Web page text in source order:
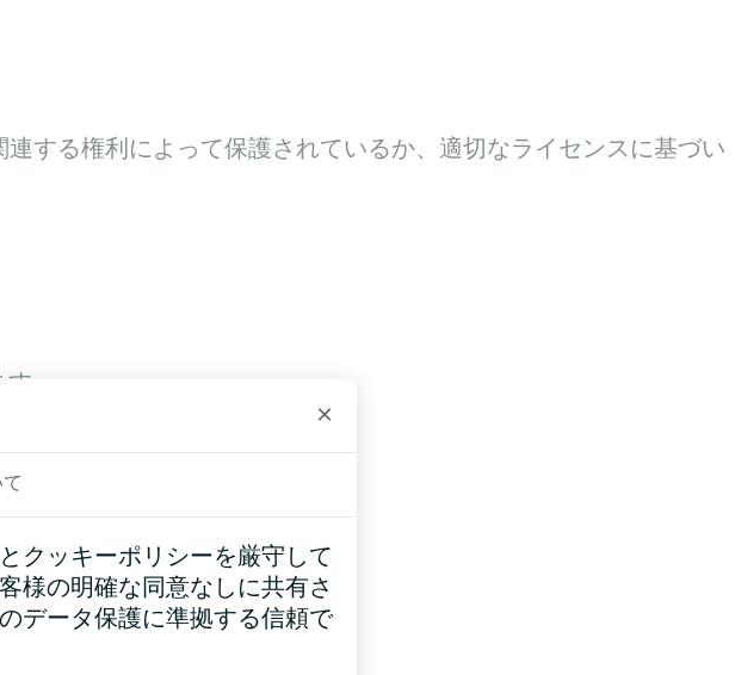
する権利によって保護されているか、適切なライセンスに基づい
。
×
クッキーポリシーを厳守して
様の明確な同意なしに共有さ
データ保護に準拠する信頼で